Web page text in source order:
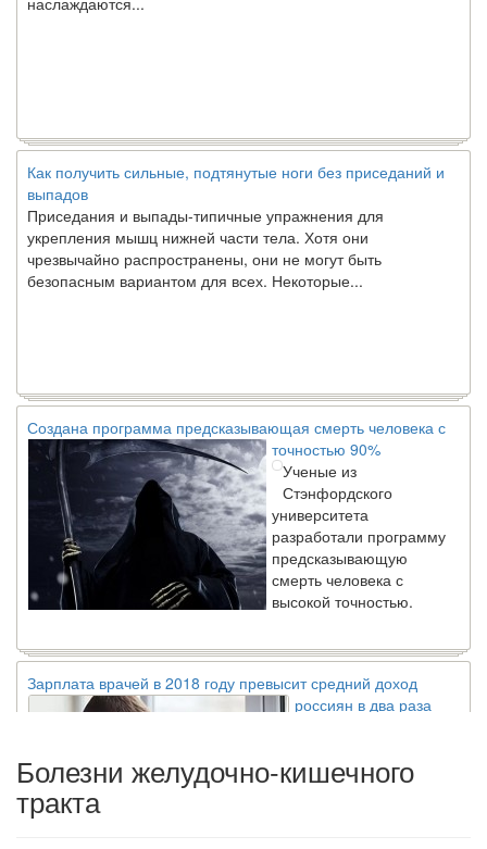
Как получить сильные, подтянутые ноги без приседаний и
выпадов
Приседания и выпады-типичные упражнения для
укрепления мышц нижней части тела. Хотя они
чрезвычайно распространены, они не могут быть
безопасным вариантом для всех. Некоторые...
Создана программа предсказывающая смерть человека с
точностью 90%
Ученые из
Стэнфордского
университета
разработали программу
предсказывающую
смерть человека с
высокой точностью.
Зарплата врачей в 2018 году превысит средний доход
россиян в два раза
Глава Минздрава РФ
сообщение о падении
Болезни желудочно-кишечного
тракта